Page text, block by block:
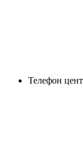
Телефон